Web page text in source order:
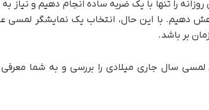
را تنها با یک ضربه ساده انجام دهیم و نیاز به
دهیم. با این حال، انتخاب یک نمایشگر لمسی
بر باشد.
لمسی سال جاری میلادی را بررسی و به شما